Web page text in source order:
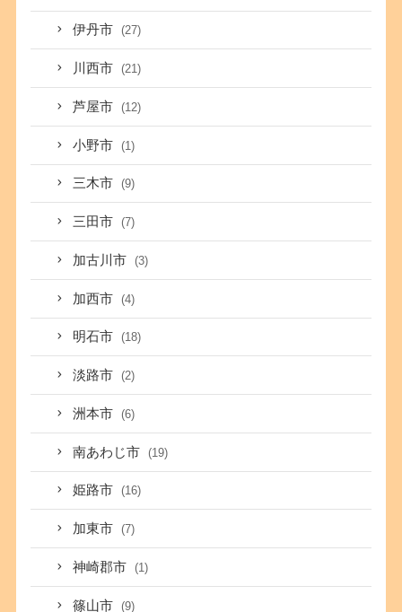
伊丹市 (27)
川西市 (21)
芦屋市 (12)
小野市 (1)
三木市 (9)
三田市 (7)
加古川市 (3)
加西市 (4)
明石市 (18)
淡路市 (2)
洲本市 (6)
南あわじ市 (19)
姫路市 (16)
加東市 (7)
神崎郡市 (1)
篠山市 (9)